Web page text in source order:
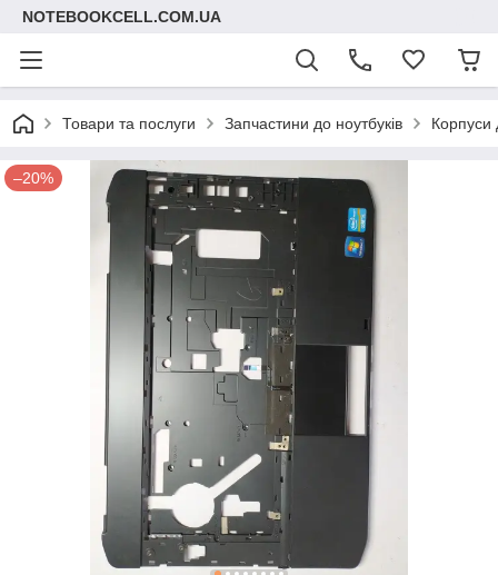
NOTEBOOKCELL.COM.UA
Товари та послуги Запчастини до ноутбуків Корпуси
–20%